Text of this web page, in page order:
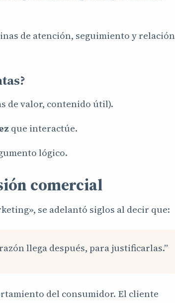
de atención, seguimiento y relación
de valor, contenido útil).
que interactúe.
lógico.
comercial
se adelantó siglos al decir que:
llega después, para justificarlas.”
del consumidor. El cliente